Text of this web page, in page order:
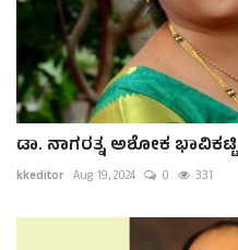
ಡಾ. ನಾಗರತ್ನ ಅಶೋಕ ಭಾವಿಕಟ್ಟಿ
kkeditor Aug 19, 2024 0 331